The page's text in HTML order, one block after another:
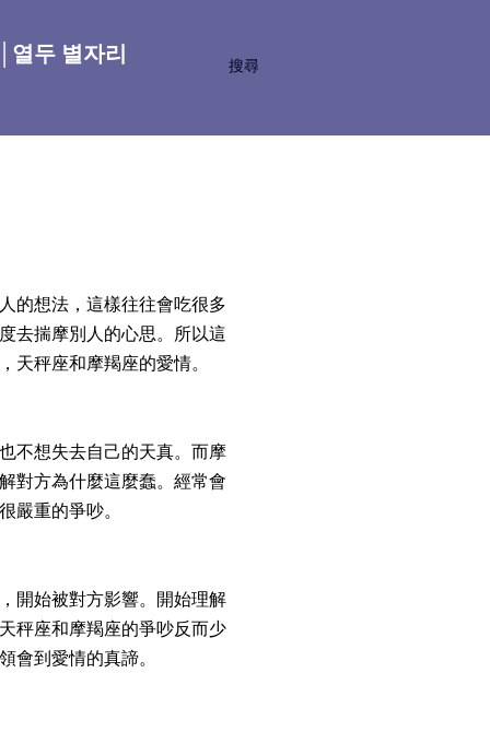
搜尋
열두 별자리
想法，這樣往往會吃很多
去揣摩別人的心思。所以這
天秤座和摩羯座的愛情。
想失去自己的天真。而摩
對方為什麼這麼蠢。經常會
嚴重的爭吵。
始被對方影響。開始理解
秤座和摩羯座的爭吵反而少
會到愛情的真諦。